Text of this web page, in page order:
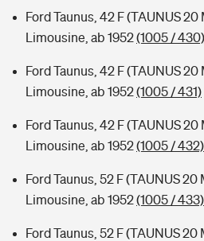
Ford Taunus, 42 F (TAUNUS 20
Limousine, ab 1952(1005 / 430)
Ford Taunus, 42 F (TAUNUS 20
Limousine, ab 1952(1005 / 431)
Ford Taunus, 42 F (TAUNUS 20
Limousine, ab 1952(1005 / 432)
Ford Taunus, 52 F (TAUNUS 20
Limousine, ab 1952(1005 / 433)
Ford Taunus, 52 F (TAUNUS 20